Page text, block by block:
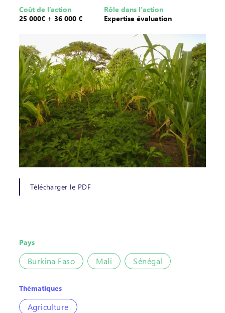
Coût de l’action
25 000€ + 36 000 €
Rôle dans l'action
Expertise évaluation
Télécharger le PDF
Pays
Burkina Faso Mali Sénégal
Thématiques
Agriculture